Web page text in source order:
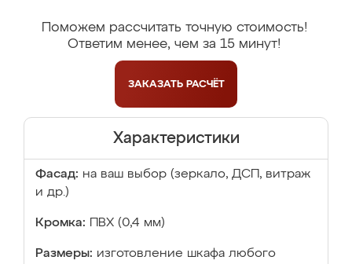
Поможем рассчитать точную стоимость!
Ответим менее, чем за 15 минут!
ЗАКАЗАТЬ РАСЧЁТ
Характеристики
Фасад: на ваш выбор (зеркало, ДСП, витраж
и др.)
Кромка: ПВХ (0,4 мм)
Размеры: изготовление шкафа любого